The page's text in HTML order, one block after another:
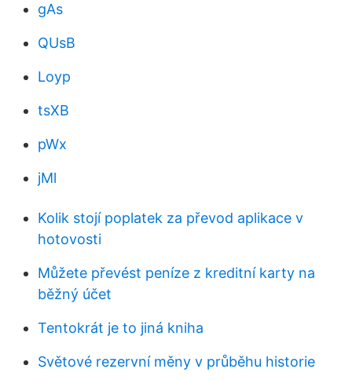
gAs
QUsB
Loyp
tsXB
pWx
jMl
Kolik stojí poplatek za převod aplikace v
hotovosti
Můžete převést peníze z kreditní karty na
běžný účet
Tentokrát je to jiná kniha
Světové rezervní měny v průběhu historie